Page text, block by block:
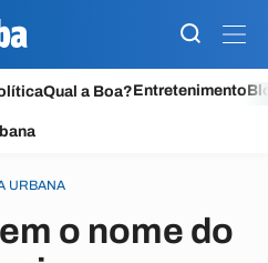
Qual a Boa?Entretenimento
URBANA
o nome do